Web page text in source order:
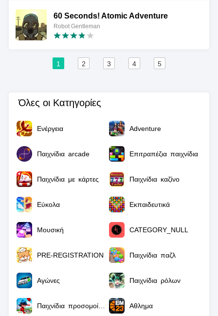
60 Seconds! Atomic Adventure
Robot Gentleman
1 2 3 4 5
Όλες οι Κατηγορίες
Ενέργεια Adventure
Παιχνίδια arcade Επιτραπέζια παιχνίδια
Παιχνίδια με κάρτες Παιχνίδια καζίνο
Εύκολα Εκπαιδευτικά
Μουσική CATEGORY_NULL
PRE-REGISTRATION Παιχνίδια παζλ
Αγώνες Παιχνίδια ρόλων
Παιχνίδια προσομοίωσης Αθλημα